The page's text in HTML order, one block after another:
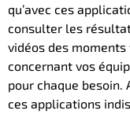
qu’avec ces
consulter les
vidéos des
concernant vos
pour chaque besoin.
ces applications